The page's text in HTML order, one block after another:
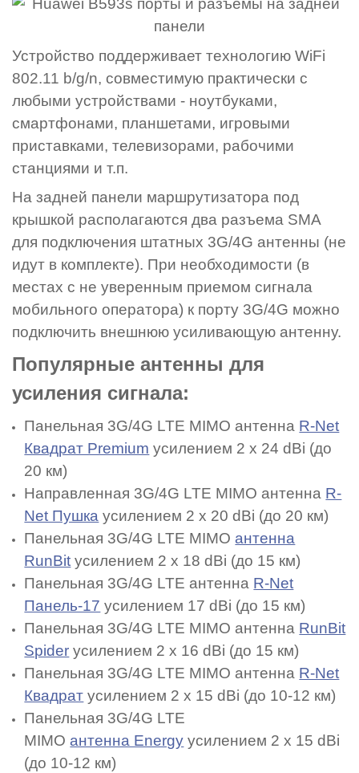
Устройство поддерживает технологию WiFi
802.11 b/g/n, совместимую практически с
любыми устройствами - ноутбуками,
смартфонами, планшетами, игровыми
приставками, телевизорами, рабочими
станциями и т.п.
На задней панели маршрутизатора под
крышкой располагаются два разъема SMA
для подключения штатных 3G/4G антенны (не
идут в комплекте). При необходимости (в
местах с не уверенным приемом сигнала
мобильного оператора) к порту 3G/4G можно
подключить внешнюю усиливающую антенну.
Популярные антенны для
усиления сигнала:
Панельная 3G/4G LTE MIMO антенна R-Net
Квадрат Premium усилением 2 x 24 dBi (до
20 км)
Направленная 3G/4G LTE MIMO антенна R-
Net Пушка усилением 2 x 20 dBi (до 20 км)
Панельная 3G/4G LTE MIMO антенна
RunBit усилением 2 x 18 dBi (до 15 км)
Панельная 3G/4G LTE антенна R-Net
Панель-17 усилением 17 dBi (до 15 км)
Панельная 3G/4G LTE MIMO антенна RunBit
Spider усилением 2 x 16 dBi (до 15 км)
Панельная 3G/4G LTE MIMO антенна R-Net
Квадрат усилением 2 x 15 dBi (до 10-12 км)
Панельная 3G/4G LTE
MIMO антенна Energy усилением 2 x 15 dBi
(до 10-12 км)